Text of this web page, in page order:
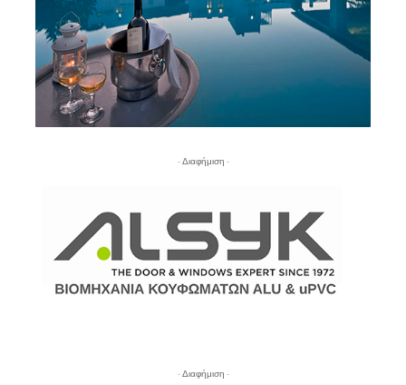
- Διαφήμιση -
- Διαφήμιση -